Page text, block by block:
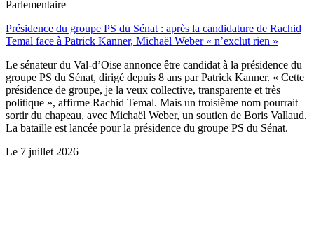
Parlementaire
Présidence du groupe PS du Sénat : après la candidature de Rachid
Temal face à Patrick Kanner, Michaël Weber « n’exclut rien »
Le sénateur du Val-d’Oise annonce être candidat à la présidence du
groupe PS du Sénat, dirigé depuis 8 ans par Patrick Kanner. « Cette
présidence de groupe, je la veux collective, transparente et très
politique », affirme Rachid Temal. Mais un troisième nom pourrait
sortir du chapeau, avec Michaël Weber, un soutien de Boris Vallaud.
La bataille est lancée pour la présidence du groupe PS du Sénat.
Le 7 juillet 2026